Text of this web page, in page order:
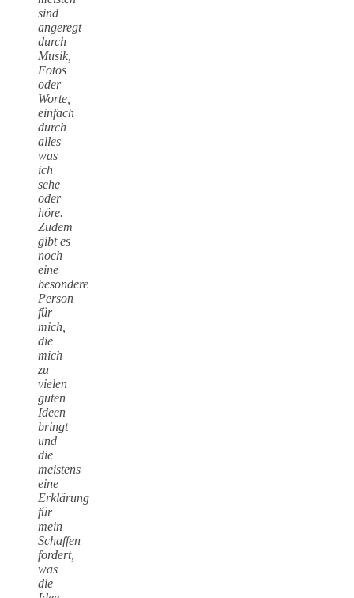
sind
angeregt
durch
Musik,
Fotos
oder
Worte,
einfach
durch
alles
was
ich
sehe
oder
höre.
Zudem
gibt es
noch
eine
besondere
Person
für
mich,
die
mich
zu
vielen
guten
Ideen
bringt
und
die
meistens
eine
Erklärung
für
mein
Schaffen
fordert,
was
die